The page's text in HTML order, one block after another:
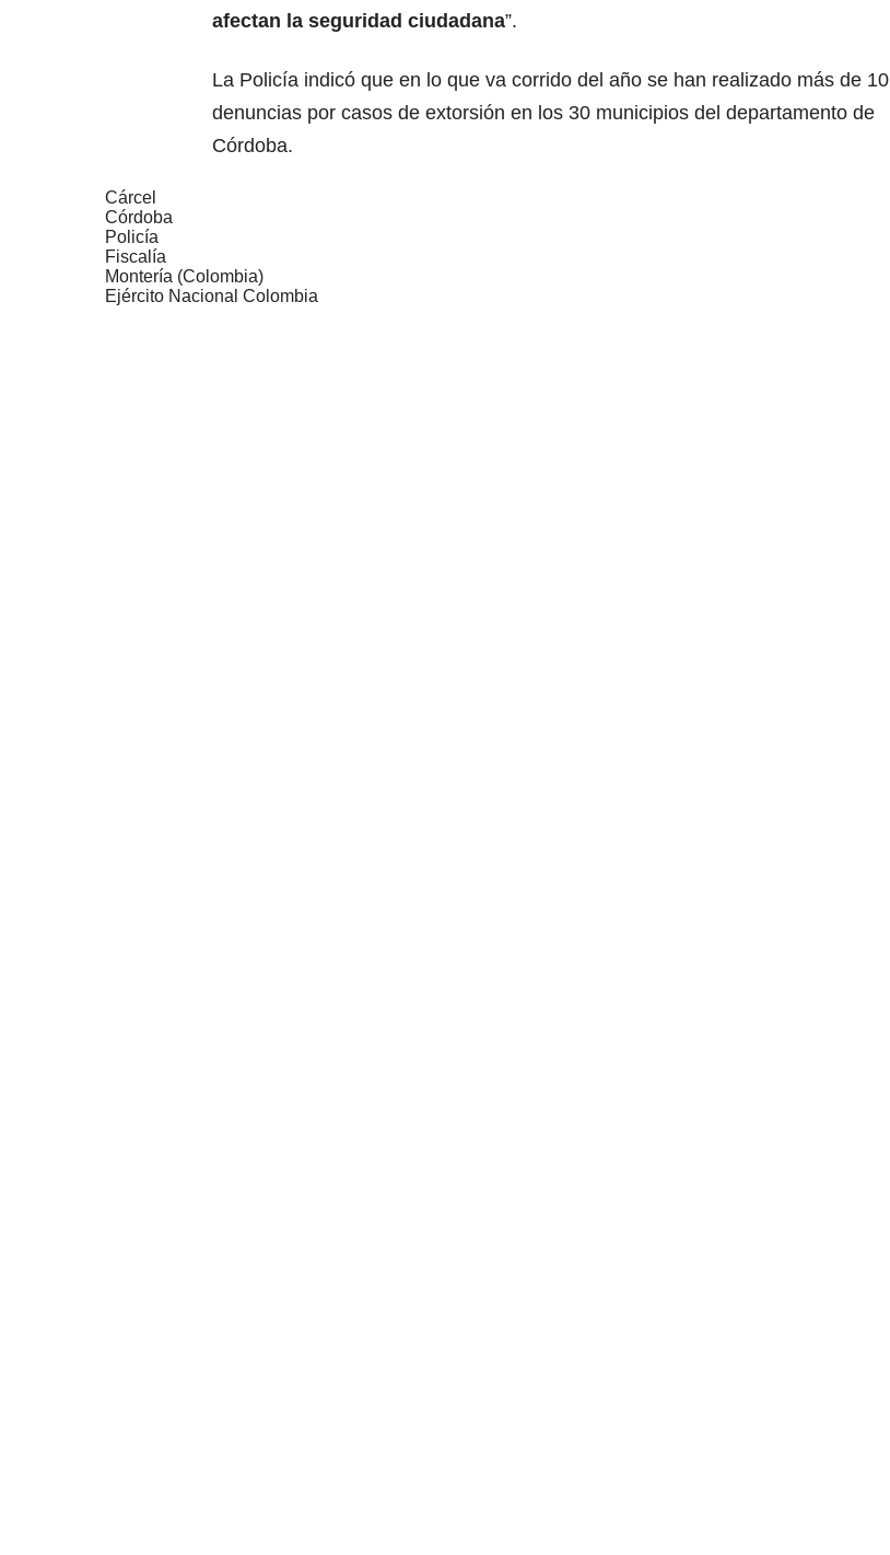
afectan la seguridad ciudadana”.
La Policía indicó que en lo que va corrido del año se han realizado más de 10
denuncias por casos de extorsión en los 30 municipios del departamento de
Córdoba.
Cárcel
Córdoba
Policía
Fiscalía
Montería (Colombia)
Ejército Nacional Colombia